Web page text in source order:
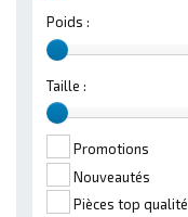
Poids :
Taille :
Promotions
Nouveautés
Pièces top qualité